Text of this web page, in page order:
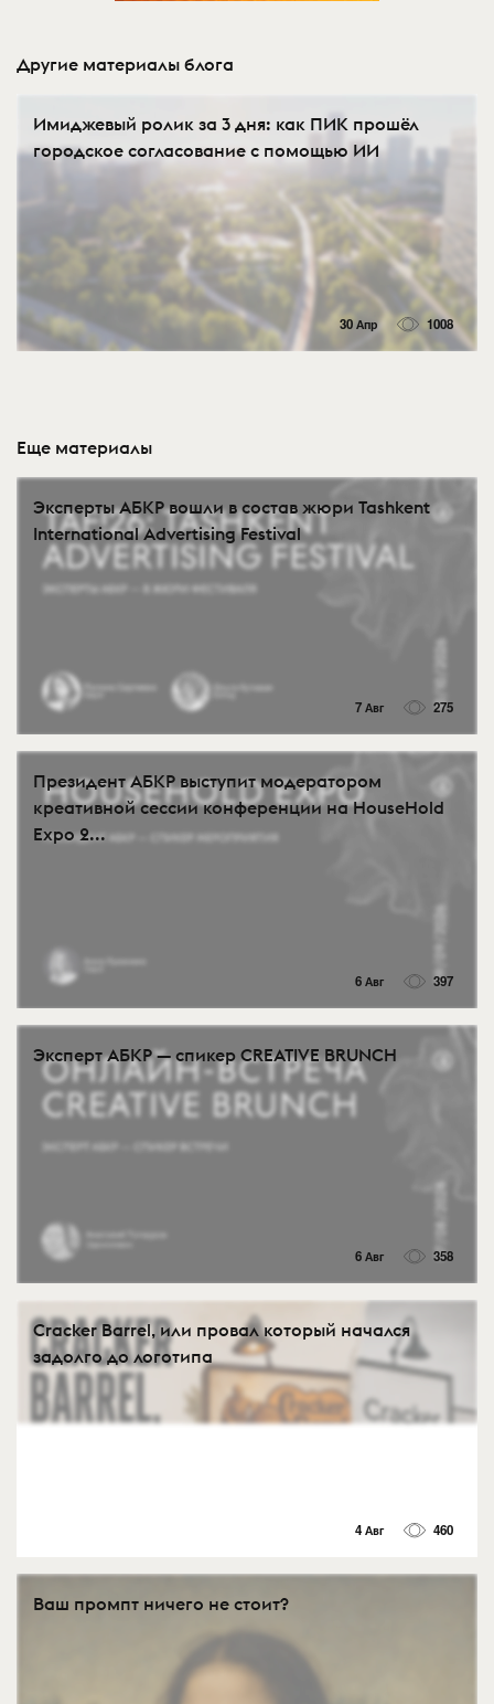
Другие материалы блога
Имиджевый ролик за 3 дня: как ПИК прошёл
городское согласование с помощью ИИ
30 Апр 1008
Еще материалы
Эксперты АБКР вошли в состав жюри Tashkent
International Advertising Festival
7 Авг 275
Президент АБКР выступит модератором
креативной сессии конференции на HouseHold
Expo 2...
6 Авг 397
Эксперт АБКР — спикер CREATIVE BRUNCH
6 Авг 358
Cracker Barrel, или провал который начался
задолго до логотипа
4 Авг 460
Ваш промпт ничего не стоит?